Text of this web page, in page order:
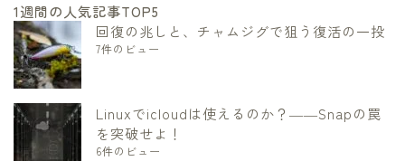
1週間の人気記事TOP5
回復の兆しと、チャムジグで狙う復活の一投
7件のビュー
Linuxでicloudは使えるのか？――Snapの罠
を突破せよ！
6件のビュー